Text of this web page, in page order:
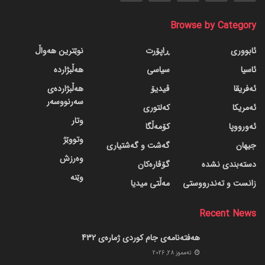
Browse by Category
ئابووری
ئاسیا
ئەفریقا
ئەمریکا
ئەورووپا
جیهان
دسته‌بندی نشده
زانست و تەندرووستی
ڕاپۆرت
سیاسی
ڤیدیۆ
کەلتوری
کۆمەڵگا
گه‌شت و گه‌شتیاری
گۆڤاره‌کان
مەڵتی میدیا
نوێترین هەواڵ
هەڵبژاردە
هەڵبژاردەی
سەرنووسەر
وتار
وتووێژ
وەرزش
وێنە
Recent News
هەفتەنامەی جام کوردی ژمارەی 432
ته‌مموز 28, 2026